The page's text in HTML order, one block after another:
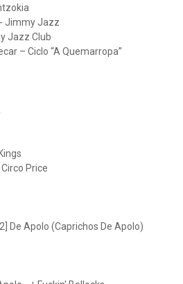
Jimmy Jazz
Jazz Club
– Ciclo “A Quemarropa”
Price
De Apolo (Caprichos De Apolo)